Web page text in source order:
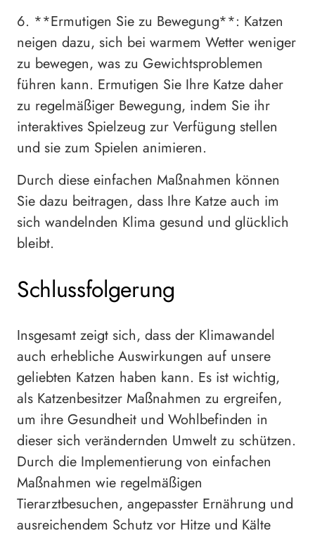
6. **Ermutigen Sie zu Bewegung**: Katzen
neigen dazu, sich bei warmem Wetter weniger
zu bewegen, was zu Gewichtsproblemen
führen kann. Ermutigen Sie Ihre Katze daher
zu regelmäßiger Bewegung, indem Sie ihr
interaktives Spielzeug zur Verfügung stellen
und sie zum Spielen animieren.
Durch diese einfachen Maßnahmen können
Sie dazu beitragen, dass Ihre Katze auch im
sich wandelnden Klima gesund und glücklich
bleibt.
Schlussfolgerung
Insgesamt zeigt sich, dass der Klimawandel
auch erhebliche Auswirkungen auf unsere
geliebten Katzen haben kann. Es ist wichtig,
als Katzenbesitzer Maßnahmen zu ergreifen,
um ihre Gesundheit und Wohlbefinden in
dieser sich verändernden Umwelt zu schützen.
Durch die Implementierung von einfachen
Maßnahmen wie regelmäßigen
Tierarztbesuchen, angepasster Ernährung und
ausreichendem Schutz vor Hitze und Kälte